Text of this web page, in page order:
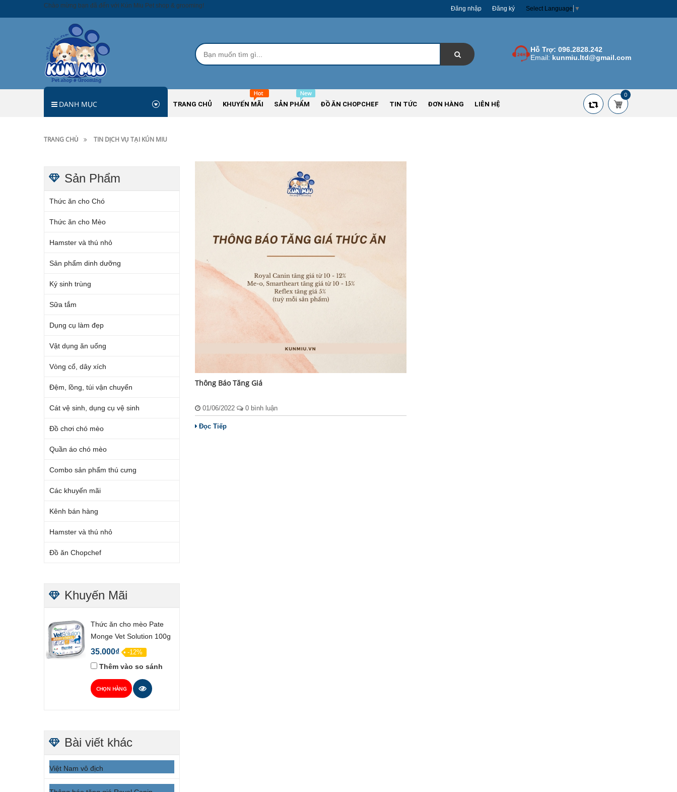
Chào mừng bạn đã đến với Kún Miu Pet shop & grooming! Đăng nhập Đăng ký Select Language ▼
Hỗ Trợ: 096.2828.242
Email: kunmiu.ltd@gmail.com
DANH MỤC TRANG CHỦ KHUYẾN MÃI SẢN PHẨM ĐỒ ĂN CHOPCHEF TIN TỨC ĐƠN HÀNG LIÊN HỆ
0
TRANG CHỦ TIN DỊCH VỤ TẠI KÚN MIU
Sản Phẩm
Thức ăn cho Chó
Thức ăn cho Mèo
Hamster và thú nhỏ
Sản phẩm dinh dưỡng
Ký sinh trùng
Sữa tắm
Dụng cụ làm đẹp
Vật dụng ăn uống
Vòng cổ, dây xích
Đệm, lồng, túi vận chuyển
Cát vệ sinh, dụng cụ vệ sinh
Đồ chơi chó mèo
Quần áo chó mèo
Combo sản phẩm thú cưng
Các khuyến mãi
Kênh bán hàng
Hamster và thú nhỏ
Đồ ăn Chopchef
Khuyến Mãi
Thức ăn cho mèo Pate
Monge Vet Solution 100g
35.000₫ -12%
Thêm vào so sánh
CHỌN HÀNG
Bài viết khác
Việt Nam vô địch
Thông Báo Tăng Giá
01/06/2022 0 bình luận
Đọc Tiếp